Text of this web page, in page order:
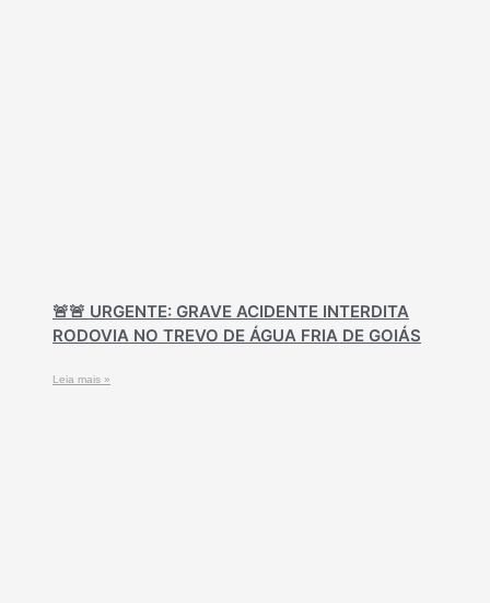
🚨🚨 URGENTE: GRAVE ACIDENTE INTERDITA
RODOVIA NO TREVO DE ÁGUA FRIA DE GOIÁS
Leia mais »